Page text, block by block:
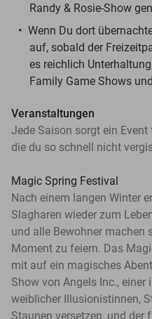
Randy & Rosie-Show
Wenn Du dort
auf, sobald der
es reichlich
Family Game Shows
Veranstaltungen
Jede Saison sorgt ein
die du so schnell nicht
Magic Spring Festival
Nach einem langen Winter
Slagharen wieder zum
und alle Bewohner machen
Moment zu feiern. Das
mit auf ein magisches
Show von Angels Inc.,
weiblicher Illusionistinnen,
Staunen versetzen, und der